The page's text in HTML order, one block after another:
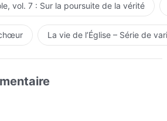
vol. 7 : Sur la poursuite de la vérité
La vie de l’Église – Série de